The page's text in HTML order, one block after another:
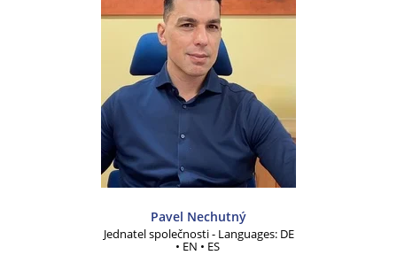
Pavel Nechutný
Jednatel společnosti - Languages: DE
• EN • ES